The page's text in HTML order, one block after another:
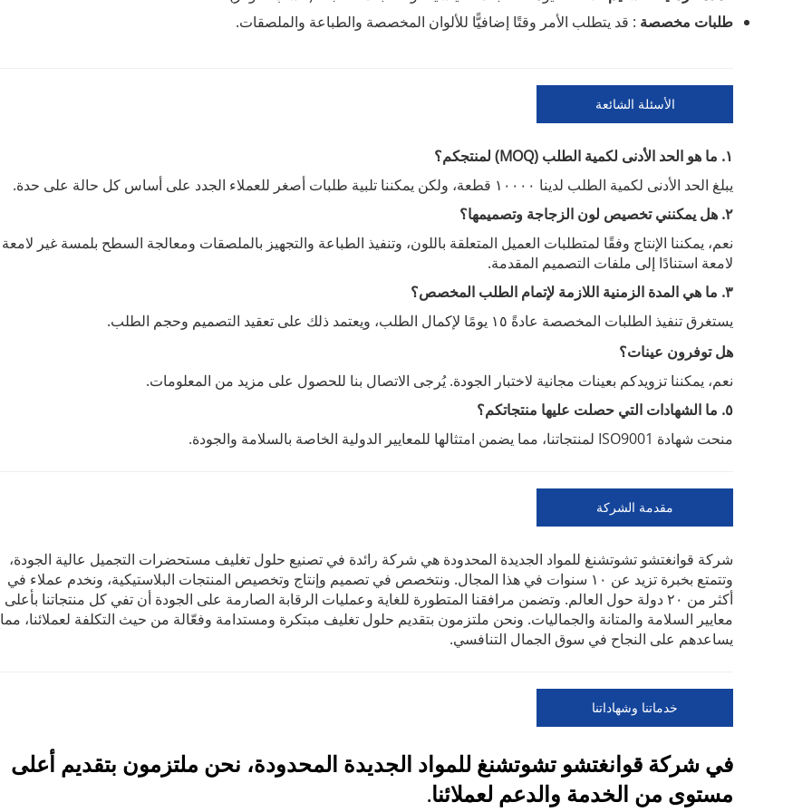
طلبات مخصصة : قد يتطلب الأمر وقتًا إضافيًّا للألوان المخصصة والطباعة والملصقات.
الأسئلة الشائعة
١. ما هو الحد الأدنى لكمية الطلب (MOQ) لمنتجكم؟
يبلغ الحد الأدنى لكمية الطلب لدينا ١٠٠٠٠ قطعة، ولكن يمكننا تلبية طلبات أصغر للعملاء الجدد على أساس كل حالة على حدة.
٢. هل يمكنني تخصيص لون الزجاجة وتصميمها؟
نعم، يمكننا الإنتاج وفقًا لمتطلبات العميل المتعلقة باللون، وتنفيذ الطباعة والتجهيز بالملصقات ومعالجة السطح بلمسة غير
لامعة استنادًا إلى ملفات التصميم المقدمة.
٣. ما هي المدة الزمنية اللازمة لإتمام الطلب المخصص؟
يستغرق تنفيذ الطلبات المخصصة عادةً ١٥ يومًا
لإكمال الطلب، ويعتمد ذلك على تعقيد التصميم وحجم الطلب.
هل توفرون عينات؟
نعم، يمكننا تزويدكم بعينات مجانية لاختبار الجودة. يُرجى الاتصال بنا للحصول على مزيد من المعلومات.
٥. ما الشهادات التي حصلت عليها منتجاتكم؟
منحت شهادة ISO9001 لمنتجاتنا، مما يضمن امتثالها للمعايير الدولية الخاصة بالسلامة والجودة.
مقدمة الشركة
شركة قوانغتشو تشوتشنغ للمواد الجديدة المحدودة هي شركة رائدة في تصنيع حلول تغليف مستحضرات التجميل عالية الجودة،
وتتمتع بخبرة تزيد عن ١٠ سنوات في هذا المجال. ونتخصص في تصميم وإنتاج وتخصيص المنتجات البلاستيكية، ونخدم عملاء في
أكثر من ٢٠ دولة حول العالم. وتضمن مرافقنا المتطورة للغاية وعمليات الرقابة الصارمة على الجودة أن تفي كل منتجاتنا بأعلى
معايير السلامة والمتانة والجماليات. ونحن ملتزمون بتقديم حلول تغليف مبتكرة ومستدامة وفعّالة من حيث التكلفة لعملائنا، مما
يساعدهم على النجاح في سوق الجمال التنافسي.
خدماتنا وشهاداتنا
في شركة قوانغتشو تشوتشنغ للمواد الجديدة المحدودة، نحن ملتزمون بتقديم أعلى
مستوى من الخدمة والدعم لعملائنا.